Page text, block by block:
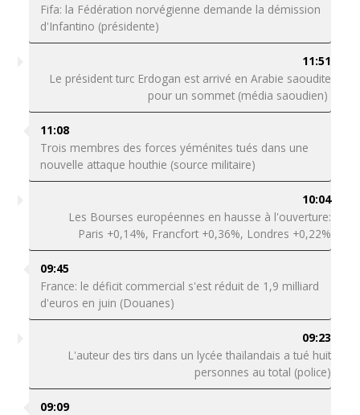
Fifa: la Fédération norvégienne demande la démission
d'Infantino (présidente)
11:51
Le président turc Erdogan est arrivé en Arabie saoudite
pour un sommet (média saoudien)
11:08
Trois membres des forces yéménites tués dans une
nouvelle attaque houthie (source militaire)
10:04
Les Bourses européennes en hausse à l'ouverture:
Paris +0,14%, Francfort +0,36%, Londres +0,22%
09:45
France: le déficit commercial s'est réduit de 1,9 milliard
d'euros en juin (Douanes)
09:23
L'auteur des tirs dans un lycée thaïlandais a tué huit
personnes au total (police)
09:09